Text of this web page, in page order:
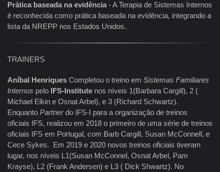
Prática baseada na evidência - A Terapia de Sistemas Internos
é reconhecida como prática baseada na evidência, integrando a
lista da NREPP nos Estados Unidos.
TRAINERS
Aníbal Henriques Completou o treino em Sistemas Familiares
Internos pelo IFS-Institute nos níveis 1(Barbara Cargill), 2 (
Michael Elkin e Osnat Arbel), e 3 (Richard Schwartz).
Enquanto Partnerdo IFS-I para a organização de treinos
oficiais IFS, realizou em 2018 o primeiro de uma série de treinos
oficiais IFS em Portugal, com Barb Cargill, Susan McConnell, e
Cece Sykes. Em 2019 e 2020 novos treinos oficiais tiveram
lugar, nos níveis L1(Susan McConnel, Osnat Arbel, Pam
Krayse), L2 (Frank Andersen) e L3 ( Dick Shwartz). No